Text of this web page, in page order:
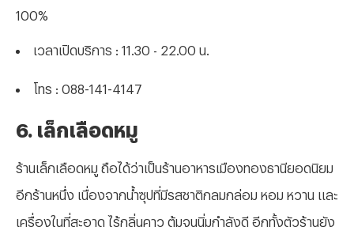
100%
เวลาเปิดบริการ : 11.30 - 22.00 น.
โทร : 088-141-4147
6. เล็กเลือดหมู
ร้านเล็กเลือดหมู ถือได้ว่าเป็นร้านอาหารเมืองทองธานียอดนิยม
อีกร้านหนึ่ง เนื่องจากน้ำซุปที่มีรสชาติกลมกล่อม หอม หวาน และ
เครื่องในที่สะอาด ไร้กลิ่นคาว ต้มจนนิ่มกำลังดี อีกทั้งตัวร้านยัง